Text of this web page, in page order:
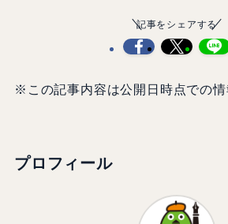
記事をシェアする
※この記事内容は公開日時点での情
プロフィール